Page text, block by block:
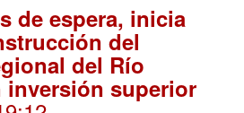
de espera, inicia
del
del Río
inversión superior